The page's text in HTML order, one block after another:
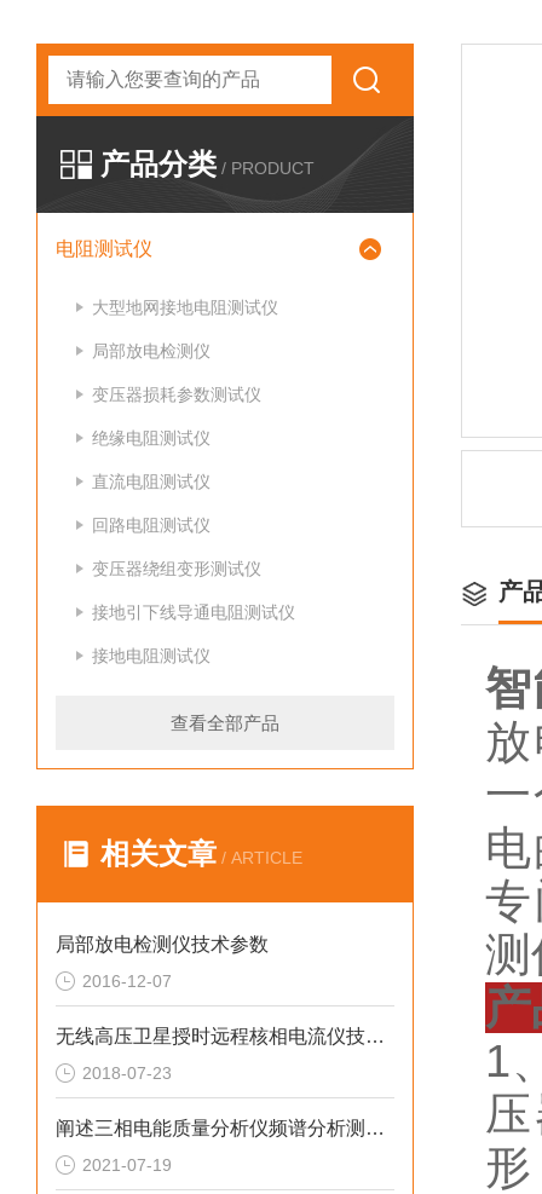
产品分类 / PRODUCT
电阻测试仪
大型地网接地电阻测试仪
局部放电检测仪
变压器损耗参数测试仪
绝缘电阻测试仪
直流电阻测试仪
回路电阻测试仪
变压器绕组变形测试仪
接地引下线导通电阻测试仪
接地电阻测试仪
查看全部产品
相关文章 / ARTICLE
局部放电检测仪技术参数
2016-12-07
无线高压卫星授时远程核相电流仪技术参数
2018-07-23
阐述三相电能质量分析仪频谱分析测量部分
2021-07-19
产
测
1